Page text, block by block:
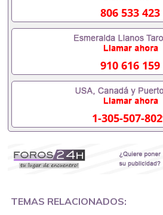
客户要求安排。 国内找工作假的
551190476假的毕业证成绩单可以
551190476要定居国外需要办理什
入职事业单位/国企假的毕业证会
国企/事业单位需要些什么材料
证在国内能用吗, 挂科拿不到毕业
了怎么办, 没有正常毕业怎么办理
办学历认证吗,您是否因为中途辍
毕业551190476您是否因为递交材
外551190476您是否因没正常毕业
教育部认证在校挂科了不想读了,
科/研究生文凭551190476如何办
551190476网上买文凭可靠吗
么办理 外假毕业证551190476哪里
806 533 423
910 616 159
1-305-507-
TEMAS RELACIONADOS: